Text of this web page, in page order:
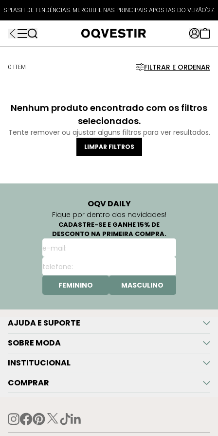
SPLASH DE TENDÊNCIAS: MERGULHE NAS PRINCIPAIS APOSTAS DO VERÃO'27.
ATÉ 80% OFF + 10% OFF EXTRA!
EXTRA10*
FRETEAPP
R$499*
0 ITEM FILTRAR E ORDENAR
Nenhum produto encontrado com os filtros
selecionados.
Tente remover ou ajustar alguns filtros para ver resultados.
LIMPAR FILTROS
OQV DAILY
Fique por dentro das novidades!
CADASTRE-SE E GANHE 15% DE
DESCONTO NA PRIMEIRA COMPRA.
FEMININO MASCULINO
AJUDA E SUPORTE
SOBRE MODA
INSTITUCIONAL
COMPRAR